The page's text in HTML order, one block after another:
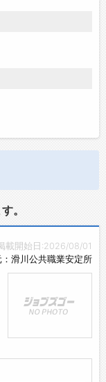
。
載開始日:2026/08/01
滑川公共職業安定所